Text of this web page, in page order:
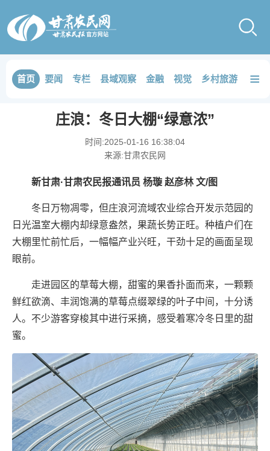
首页 要闻 专栏 县域观察 金融 视觉 乡村旅游 品鉴
≡
庄浪：冬日大棚“绿意浓”
时间:2025-01-16 16:38:04
来源:甘肃农民网
新甘肃·甘肃农民报通讯员 杨璇 赵彦林 文/图
冬日万物凋零，但庄浪河流域农业综合开发示范园的
日光温室大棚内却绿意盎然，果蔬长势正旺。种植户们在
大棚里忙前忙后，一幅幅产业兴旺，干劲十足的画面呈现
眼前。
走进园区的草莓大棚，甜蜜的果香扑面而来，一颗颗
鲜红欲滴、丰润饱满的草莓点缀翠绿的叶子中间，十分诱
人。不少游客穿梭其中进行采摘，感受着寒冷冬日里的甜
蜜。